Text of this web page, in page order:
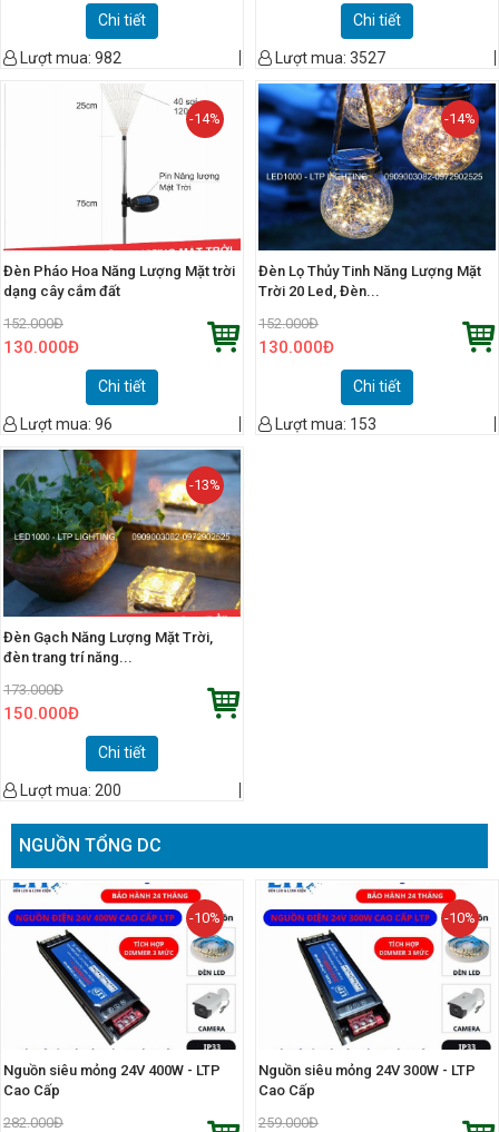
Chi tiết
Lượt mua: 982
Chi tiết
Lượt mua: 3527
-14%
Đèn Pháo Hoa Năng Lượng Mặt trời
dạng cây cắm đất
152.000Đ
130.000Đ
Chi tiết
Lượt mua: 96
-14%
Đèn Lọ Thủy Tinh Năng Lượng Mặt
Trời 20 Led, Đèn...
152.000Đ
130.000Đ
Chi tiết
Lượt mua: 153
-13%
Đèn Gạch Năng Lượng Mặt Trời,
đèn trang trí năng...
173.000Đ
150.000Đ
Chi tiết
Lượt mua: 200
NGUỒN TỔNG DC
-10%
Nguồn siêu mỏng 24V 400W - LTP
Cao Cấp
282.000Đ
-10%
Nguồn siêu mỏng 24V 300W - LTP
Cao Cấp
259.000Đ